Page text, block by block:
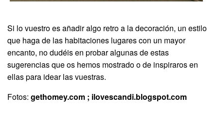
Si lo vuestro es añadir algo retro a la decoración, un estilo
que haga de las habitaciones lugares con un mayor
encanto, no dudéis en probar algunas de estas
sugerencias que os hemos mostrado o de inspiraros en
ellas para idear las vuestras.
Fotos: gethomey.com ; ilovescandi.blogspot.com